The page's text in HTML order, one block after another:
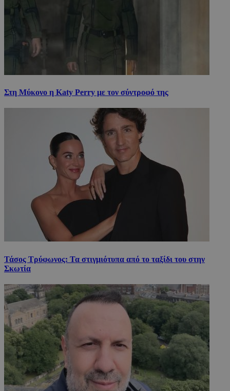
Στη Μύκονο η Katy Perry με τον σύντροφό της
Τάσος Τρύφωνος: Τα στιγμιότυπα από το ταξίδι του στην
Σκωτία